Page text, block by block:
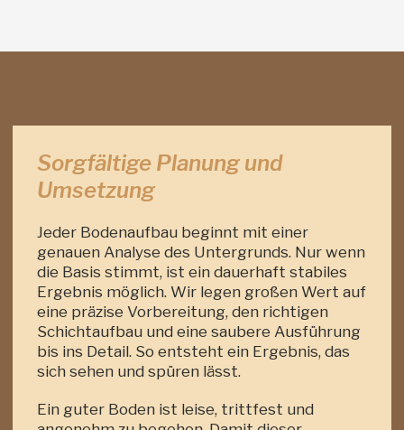
Sorgfältige Planung und
Umsetzung
Jeder Bodenaufbau beginnt mit einer
genauen Analyse des Untergrunds. Nur wenn
die Basis stimmt, ist ein dauerhaft stabiles
Ergebnis möglich. Wir legen großen Wert auf
eine präzise Vorbereitung, den richtigen
Schichtaufbau und eine saubere Ausführung
bis ins Detail. So entsteht ein Ergebnis, das
sich sehen und spüren lässt.
Ein guter Boden ist leise, trittfest und